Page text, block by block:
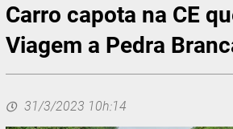
Carro capota na CE
Viagem a Pedra
31/3/2023 10h:14